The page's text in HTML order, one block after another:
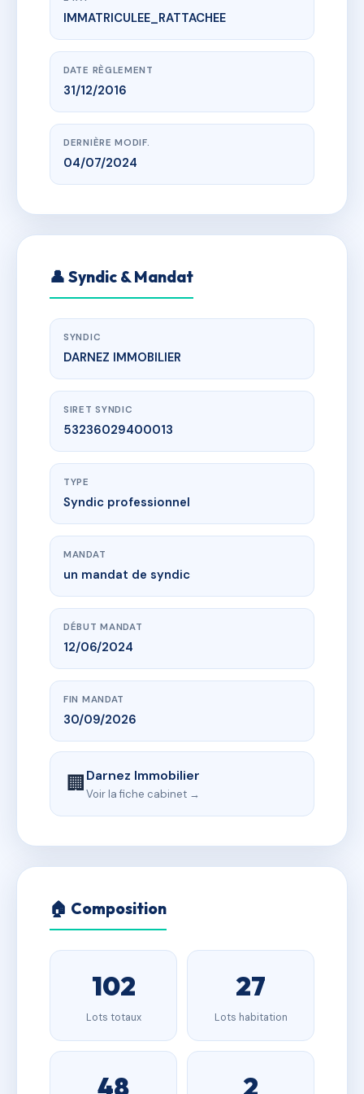
www.vme.plus/AH2216711
L'EQUINOXE
5 r du printemps, 74940 Annecy-le-Vieux
IMMATRICULEE_RATTACHEE
DATE RÈGLEMENT
31/12/2016
DERNIÈRE MODIF.
04/07/2024
👤 Syndic & Mandat
SYNDIC
DARNEZ IMMOBILIER
SIRET SYNDIC
53236029400013
TYPE
Syndic professionnel
MANDAT
un mandat de syndic
DÉBUT MANDAT
12/06/2024
FIN MANDAT
30/09/2026
🏢Darnez Immobilier
Voir la fiche cabinet →
🏠 Composition
102
Lots totaux
27
Lots habitation
48 2